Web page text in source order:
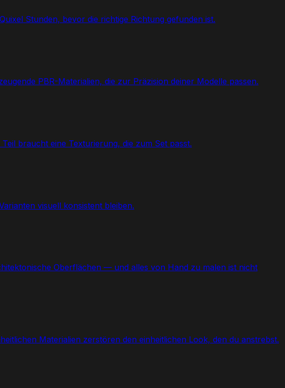
Stunden, bevor die richtige Richtung gefunden ist.
PBR-Materialien, die zur Präzision deiner Modelle passen.
braucht eine Texturierung, die zum Set passt.
visuell konsistent bleiben.
Oberflächen — und alles von Hand zu malen ist nicht
Materialien zerstören den einheitlichen Look, den du anstrebst.